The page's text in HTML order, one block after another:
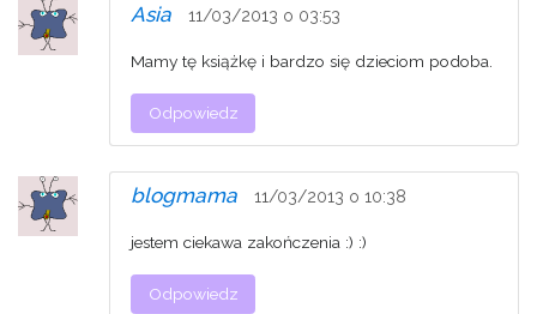
Asia 11/03/2013 o 03:53
Mamy tę książkę i bardzo się dzieciom podoba.
Odpowiedz
blogmama 11/03/2013 o 10:38
jestem ciekawa zakończenia :) :)
Odpowiedz